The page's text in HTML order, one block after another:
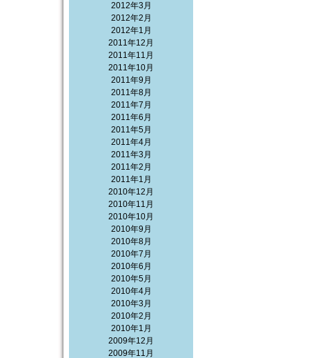
2012年3月
2012年2月
2012年1月
2011年12月
2011年11月
2011年10月
2011年9月
2011年8月
2011年7月
2011年6月
2011年5月
2011年4月
2011年3月
2011年2月
2011年1月
2010年12月
2010年11月
2010年10月
2010年9月
2010年8月
2010年7月
2010年6月
2010年5月
2010年4月
2010年3月
2010年2月
2010年1月
2009年12月
2009年11月